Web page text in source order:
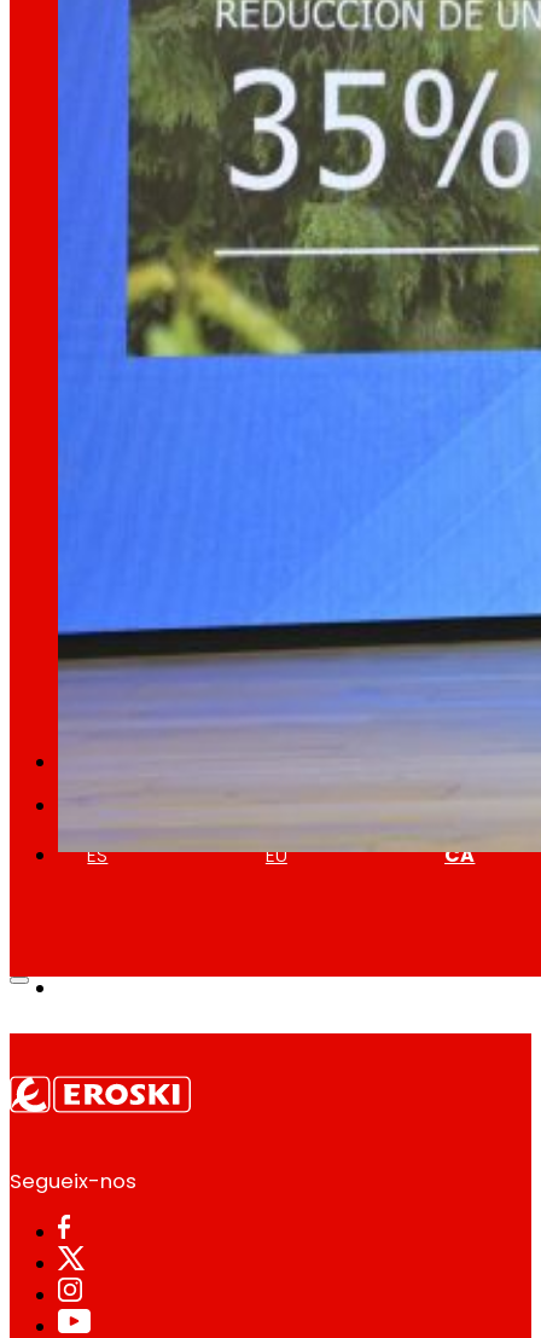
Latecnologiaqueens mou
Projectes d'innovació
La l+D+i impulsa la nostra transformació,
Explorem noves maneres de connectar
ES EU CA
Segueix-nos